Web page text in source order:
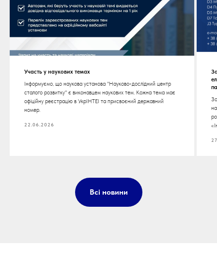
Участь у наукових темах
Інформуємо, що наукова установа "Науково-дослідний центр
сталого розвитку" є виконавцем наукових тем. Кожна тема має
офіційну реєстрацію в УкрІНТЕІ та присвоєний державний
номер.
22.06.2026
Всі новини